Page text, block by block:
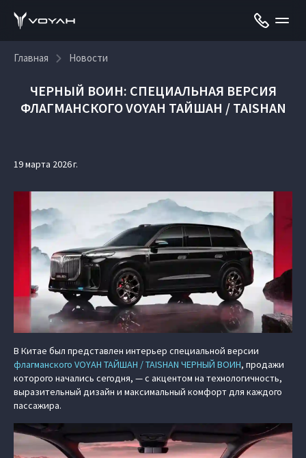
Главная Новости
ЧЕРНЫЙ ВОИН: СПЕЦИАЛЬНАЯ ВЕРСИЯ
ФЛАГМАНСКОГО VOYAH ТАЙШАН / TAISHAN
19 марта 2026 г.
В Китае был представлен интерьер специальной версии
флагманского VOYAH ТАЙШАН / TAISHAN ЧЕРНЫЙ ВОИН, продажи
которого начались сегодня, — с акцентом на технологичность,
выразительный дизайн и максимальный комфорт для каждого
пассажира.